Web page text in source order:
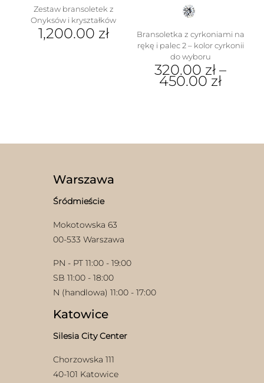
Zestaw bransoletek z
Onyksów i kryształków
1,200.00 zł
Bransoletka z cyrkoniami na
rękę i palec 2 – kolor cyrkonii
do wyboru
320.00 zł –
450.00 zł
Warszawa
Śródmieście
Mokotowska 63
00-533 Warszawa
PN - PT 11:00 - 19:00
SB 11:00 - 18:00
N (handlowa) 11:00 - 17:00
Katowice
Silesia City Center
Chorzowska 111
40-101 Katowice